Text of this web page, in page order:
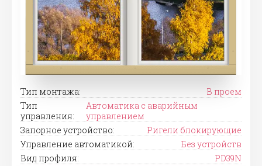
Тип монтажа:
В проем
Тип
управления:
Автоматика с аварийным
управлением
Запорное устройство:
Ригели блокирующие
Управление автоматикой:
Без устройств
Вид профиля:
PD39N